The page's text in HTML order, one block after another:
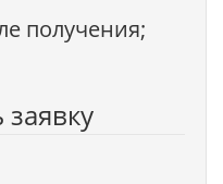
получения;